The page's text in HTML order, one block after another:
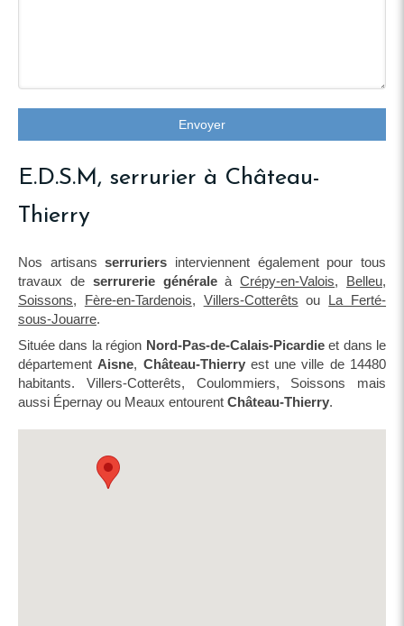
Envoyer
E.D.S.M, serrurier à Château-
Thierry
Nos artisansserruriers interviennent également pour tous
travaux de serrurerie généraleàCrépy-en-Valois, Belleu,
Soissons, Fère-en-Tardenois, Villers-Cotterêts ou La Ferté-
sous-Jouarre.
Située dans la région Nord-Pas-de-Calais-Picardieet dans le
département Aisne, Château-Thierryest une ville de 14480
habitants. Villers-Cotterêts, Coulommiers, Soissons mais
aussi Épernay ou Meaux entourent Château-Thierry.